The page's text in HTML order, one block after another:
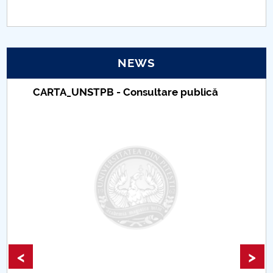
PNRR
IOSUD/CSUD – PhD studies
Comisie de etica unversitară
Accesibilitate pentru studenții cu dizabilități
NEWS
CARTA_UNSTPB - Consultare publică
< >